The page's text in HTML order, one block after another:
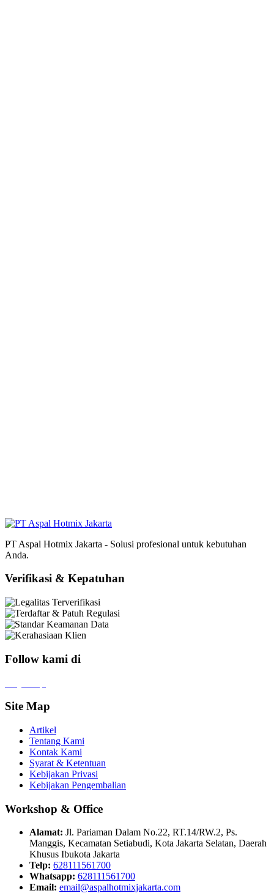
PT Aspal Hotmix Jakarta - Solusi profesional untuk kebutuhan
Anda.
Verifikasi & Kepatuhan
Follow kami di
Site Map
Artikel
Tentang Kami
Kontak Kami
Syarat & Ketentuan
Kebijakan Privasi
Kebijakan Pengembalian
Workshop & Office
Alamat: Jl. Pariaman Dalam No.22, RT.14/RW.2, Ps.
Manggis, Kecamatan Setiabudi, Kota Jakarta Selatan, Daerah
Khusus Ibukota Jakarta
Telp: 628111561700
Whatsapp: 628111561700
Email: email@aspalhotmixjakarta.com